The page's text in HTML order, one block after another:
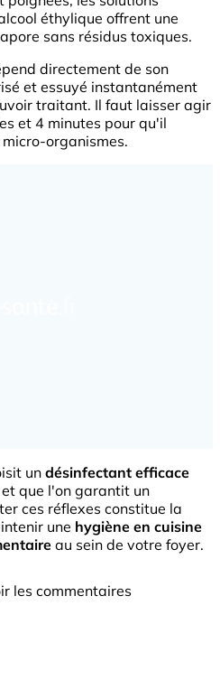
éthylique offrent une
sans résidus toxiques.
directement de son
et essuyé instantanément
traitant. Il faut laisser agir
et 4 minutes pour qu'il
organismes.
un désinfectant efficace
et que l'on garantit un
ces réflexes constitue la
une hygiène en cuisine
au sein de votre foyer.
les commentaires